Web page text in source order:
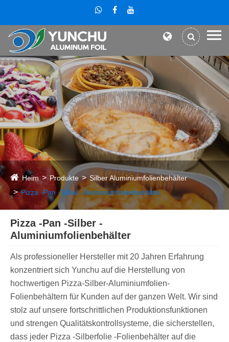
Heim Produkte
Silber Aluminiumfolienbehälter
Pizza -Pan -Silber -Aluminiumfolienbehälter
Pizza -Pan -Silber -
Aluminiumfolienbehälter
Als professioneller Hersteller mit 20 Jahren Erfahrung
konzentriert sich Yunchu auf die Herstellung von
hochwertigen Pizza-Silber-Aluminiumfolien-
Folienbehältern für Kunden auf der ganzen Welt. Wir sind
stolz auf unsere fortschrittlichen Produktionsfunktionen
und strengen Qualitätskontrollsysteme, die sicherstellen,
dass jeder Pizza -Silberfolie -Folienbehälter auf die